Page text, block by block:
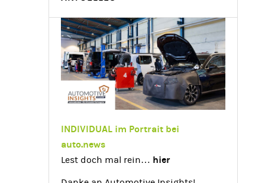
INDIVIDUAL im Portrait bei
auto.news
Lest doch mal rein… hier